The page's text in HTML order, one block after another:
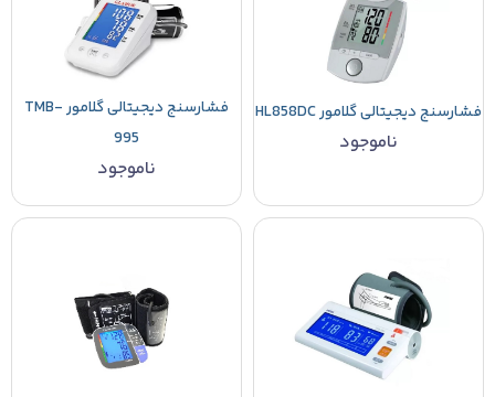
فشارسنج دیجیتالی گلامور HL858DC
ناموجود
فشارسنج دیجیتالی گلامور TMB-
995
ناموجود